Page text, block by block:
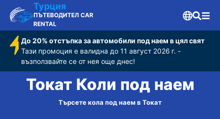
Турция
ПЪТЕВОДИТЕЛ CAR
RENTAL
До 20% отстъпка за автомобили под наем в цял свят
Тази промоция е валидна до 11 август 2026 г. -
възползвайте се от нея още днес!
Токат Коли под наем
Търсете кола под наем в Токат